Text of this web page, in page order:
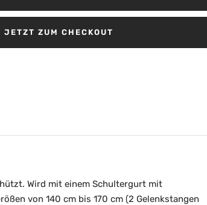
JETZT ZUM CHECKOUT
Wird mit einem Schultergurt mit
von 140 cm bis 170 cm (2 Gelenkstangen